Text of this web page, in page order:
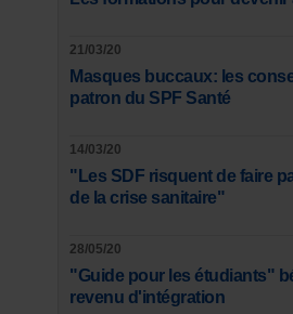
21/03/20
Masques buccaux: les
patron du SPF Santé
14/03/20
"Les SDF risquent de faire
de la crise sanitaire"
28/05/20
"Guide pour les étudiants"
revenu d'intégration